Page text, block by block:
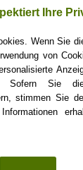
Promis
Sternzeichen
Ihre
Wenn Sie
von
Sofern Sie die
stimmen Sie